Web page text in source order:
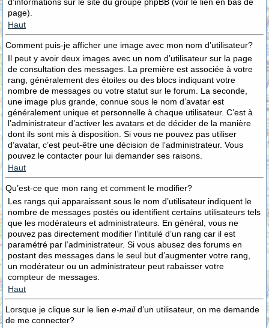
page).
Haut
Comment puis-je afficher une image avec mon nom d’utilisateur?
Il peut y avoir deux images avec un nom d’utilisateur sur la page
de consultation des messages. La première est associée à votre
rang, généralement des étoiles ou des blocs indiquant votre
nombre de messages ou votre statut sur le forum. La seconde,
une image plus grande, connue sous le nom d’avatar est
généralement unique et personnelle à chaque utilisateur. C’est à
l’administrateur d’activer les avatars et de décider de la manière
dont ils sont mis à disposition. Si vous ne pouvez pas utiliser
d’avatar, c’est peut-être une décision de l’administrateur. Vous
pouvez le contacter pour lui demander ses raisons.
Haut
Qu’est-ce que mon rang et comment le modifier?
Les rangs qui apparaissent sous le nom d’utilisateur indiquent le
nombre de messages postés ou identifient certains utilisateurs tels
que les modérateurs et administrateurs. En général, vous ne
pouvez pas directement modifier l’intitulé d’un rang car il est
paramétré par l’administrateur. Si vous abusez des forums en
postant des messages dans le seul but d’augmenter votre rang,
un modérateur ou un administrateur peut rabaisser votre
compteur de messages.
Haut
Lorsque je clique sur le lien e-maild’un utilisateur, on me demande
de me connecter?